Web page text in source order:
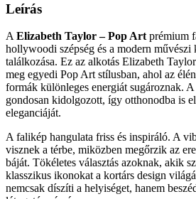
Leírás
A Elizabeth Taylor – Pop Art prémium
hollywoodi szépség és a modern művészi
találkozása. Ez az alkotás Elizabeth
meg egyedi Pop Art stílusban, ahol az
formák különleges energiát sugároznak.
gondosan kidolgozott, így otthonodba is
eleganciáját.
A falikép hangulata friss és inspiráló. A
visznek a térbe, miközben megőrzik az
báját. Tökéletes választás azoknak, akik
klasszikus ikonokat a kortárs design
nemcsak díszíti a helyiséget, hanem